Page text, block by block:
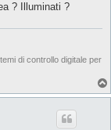
? Illuminati ?
di controllo digitale per